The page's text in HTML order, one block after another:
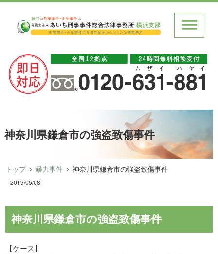
神奈川県鎌倉市の強盗致傷事件
トップ 暴力事件 神奈川県鎌倉市の強盗致傷事件
2019/05/08
神奈川県鎌倉市の強盗致傷事件
【ケース】